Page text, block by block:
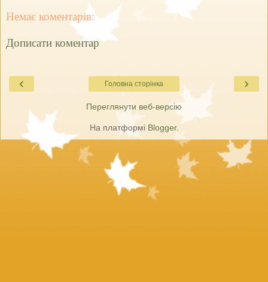
Немає коментарів:
Дописати коментар
‹ ›
Головна сторінка
Переглянути веб-версію
На платформі Blogger.